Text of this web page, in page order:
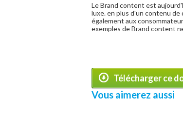
Le Brand content est
luxe. en plus d'un contenu
également aux
exemples de Brand content
Télécharger ce
Vous aimerez aussi